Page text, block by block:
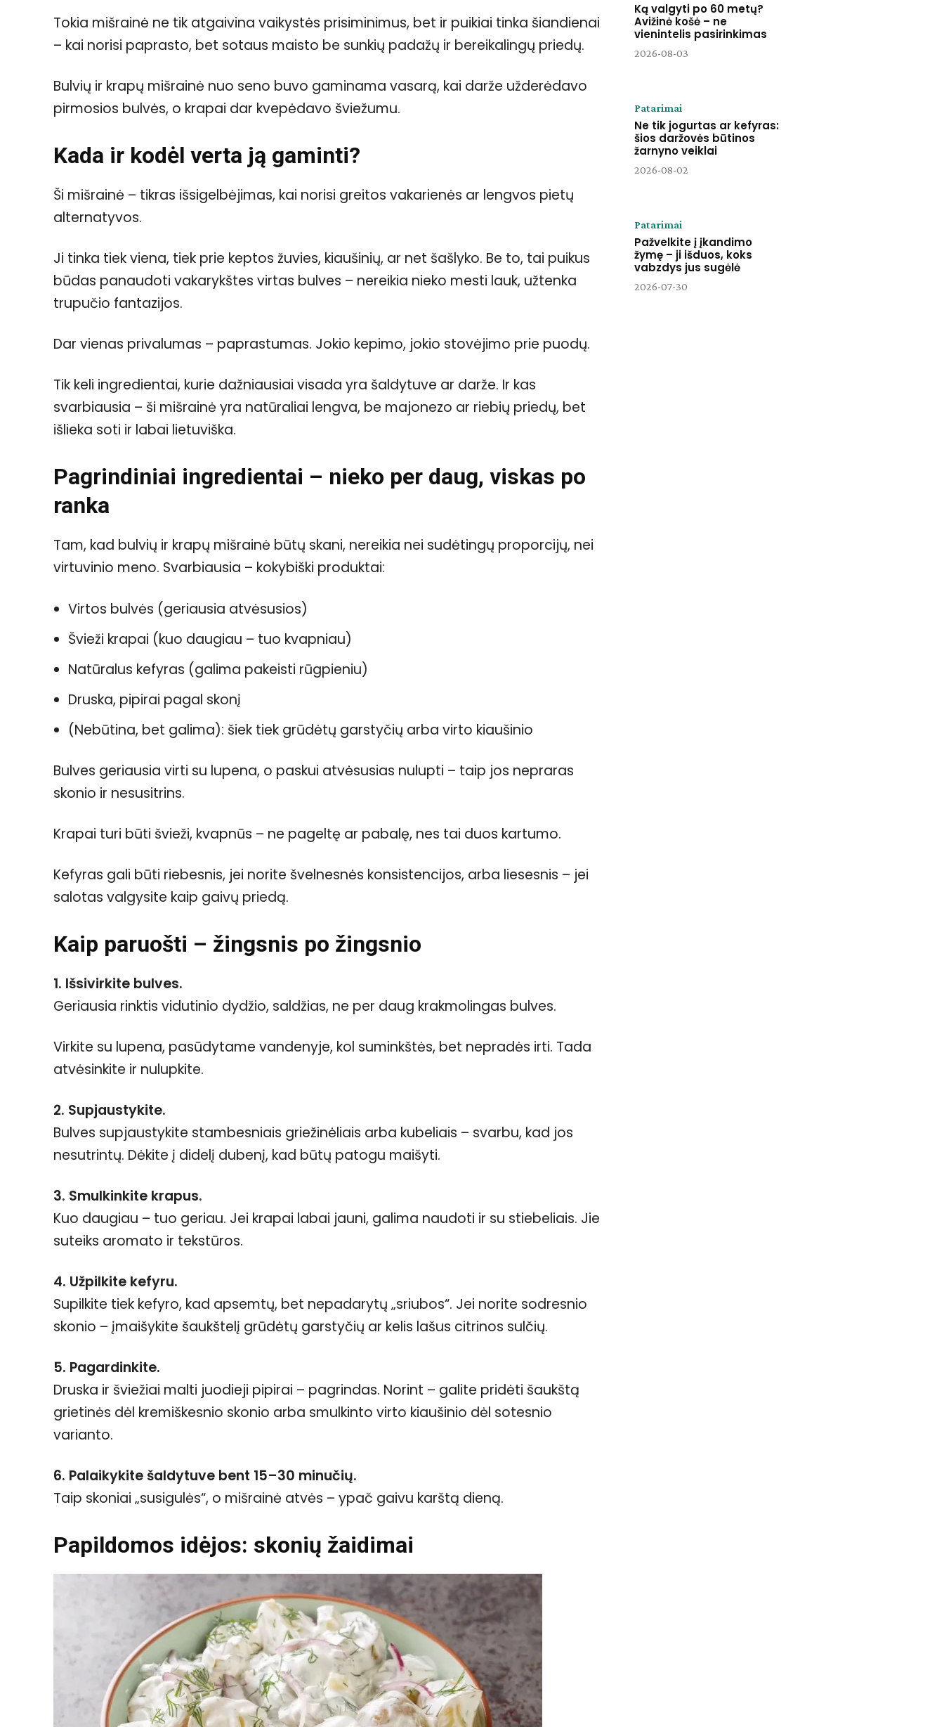
Tokia mišrainė ne tik atgaivina vaikystės prisiminimus, bet ir puikiai tinka šiandienai
– kai norisi paprasto, bet sotaus maisto be sunkių padažų ir bereikalingų priedų.
Bulvių ir krapų mišrainė nuo seno buvo gaminama vasarą, kai darže užderėdavo
pirmosios bulvės, o krapai dar kvepėdavo šviežumu.
Kada ir kodėl verta ją gaminti?
Ši mišrainė – tikras išsigelbėjimas, kai norisi greitos vakarienės ar lengvos pietų
alternatyvos.
Ji tinka tiek viena, tiek prie keptos žuvies, kiaušinių, ar net šašlyko. Be to, tai puikus
būdas panaudoti vakarykštes virtas bulves – nereikia nieko mesti lauk, užtenka
trupučio fantazijos.
Dar vienas privalumas – paprastumas. Jokio kepimo, jokio stovėjimo prie puodų.
Tik keli ingredientai, kurie dažniausiai visada yra šaldytuve ar darže. Ir kas
svarbiausia – ši mišrainė yra natūraliai lengva, be majonezo ar riebių priedų, bet
išlieka soti ir labai lietuviška.
Pagrindiniai ingredientai – nieko per daug, viskas po
ranka
Tam, kad bulvių ir krapų mišrainė būtų skani, nereikia nei sudėtingų proporcijų, nei
virtuvinio meno. Svarbiausia – kokybiški produktai:
Virtos bulvės (geriausia atvėsusios)
Švieži krapai (kuo daugiau – tuo kvapniau)
Natūralus kefyras (galima pakeisti rūgpieniu)
Druska, pipirai pagal skonį
(Nebūtina, bet galima): šiek tiek grūdėtų garstyčių arba virto kiaušinio
Bulves geriausia virti su lupena, o paskui atvėsusias nulupti – taip jos nepraras
skonio ir nesusitrins.
Krapai turi būti švieži, kvapnūs – ne pageltę ar pabalę, nes tai duos kartumo.
Kefyras gali būti riebesnis, jei norite švelnesnės konsistencijos, arba liesesnis – jei
salotas valgysite kaip gaivų priedą.
Kaip paruošti – žingsnis po žingsnio
1. Išsivirkite bulves.
Geriausia rinktis vidutinio dydžio, saldžias, ne per daug krakmolingas bulves.
Virkite su lupena, pasūdytame vandenyje, kol suminkštės, bet nepradės irti. Tada
atvėsinkite ir nulupkite.
2. Supjaustykite.
Bulves supjaustykite stambesniais griežinėliais arba kubeliais – svarbu, kad jos
nesutrintų. Dėkite į didelį dubenį, kad būtų patogu maišyti.
3. Smulkinkite krapus.
Kuo daugiau – tuo geriau. Jei krapai labai jauni, galima naudoti ir su stiebeliais. Jie
suteiks aromato ir tekstūros.
4. Užpilkite kefyru.
Supilkite tiek kefyro, kad apsemtų, bet nepadarytų „sriubos“. Jei norite sodresnio
skonio – įmaišykite šaukštelį grūdėtų garstyčių ar kelis lašus citrinos sulčių.
5. Pagardinkite.
Druska ir šviežiai malti juodieji pipirai – pagrindas. Norint – galite pridėti šaukštą
grietinės dėl kremiškesnio skonio arba smulkinto virto kiaušinio dėl sotesnio
varianto.
6. Palaikykite šaldytuve bent 15–30 minučių.
Taip skoniai „susigulės“, o mišrainė atvės – ypač gaivu karštą dieną.
Papildomos idėjos: skonių žaidimai
Ką valgyti po 60 metų?
Avižinė košė – ne
vienintelis pasirinkimas
2026-08-03
Patarimai
Ne tik jogurtas ar kefyras:
šios daržovės būtinos
žarnyno veiklai
2026-08-02
Patarimai
Pažvelkite į įkandimo
žymę – ji išduos, koks
vabzdys jus sugėlė
2026-07-30